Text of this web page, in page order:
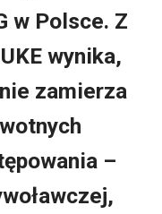
w Polsce. Z
wynika,
zamierza
–